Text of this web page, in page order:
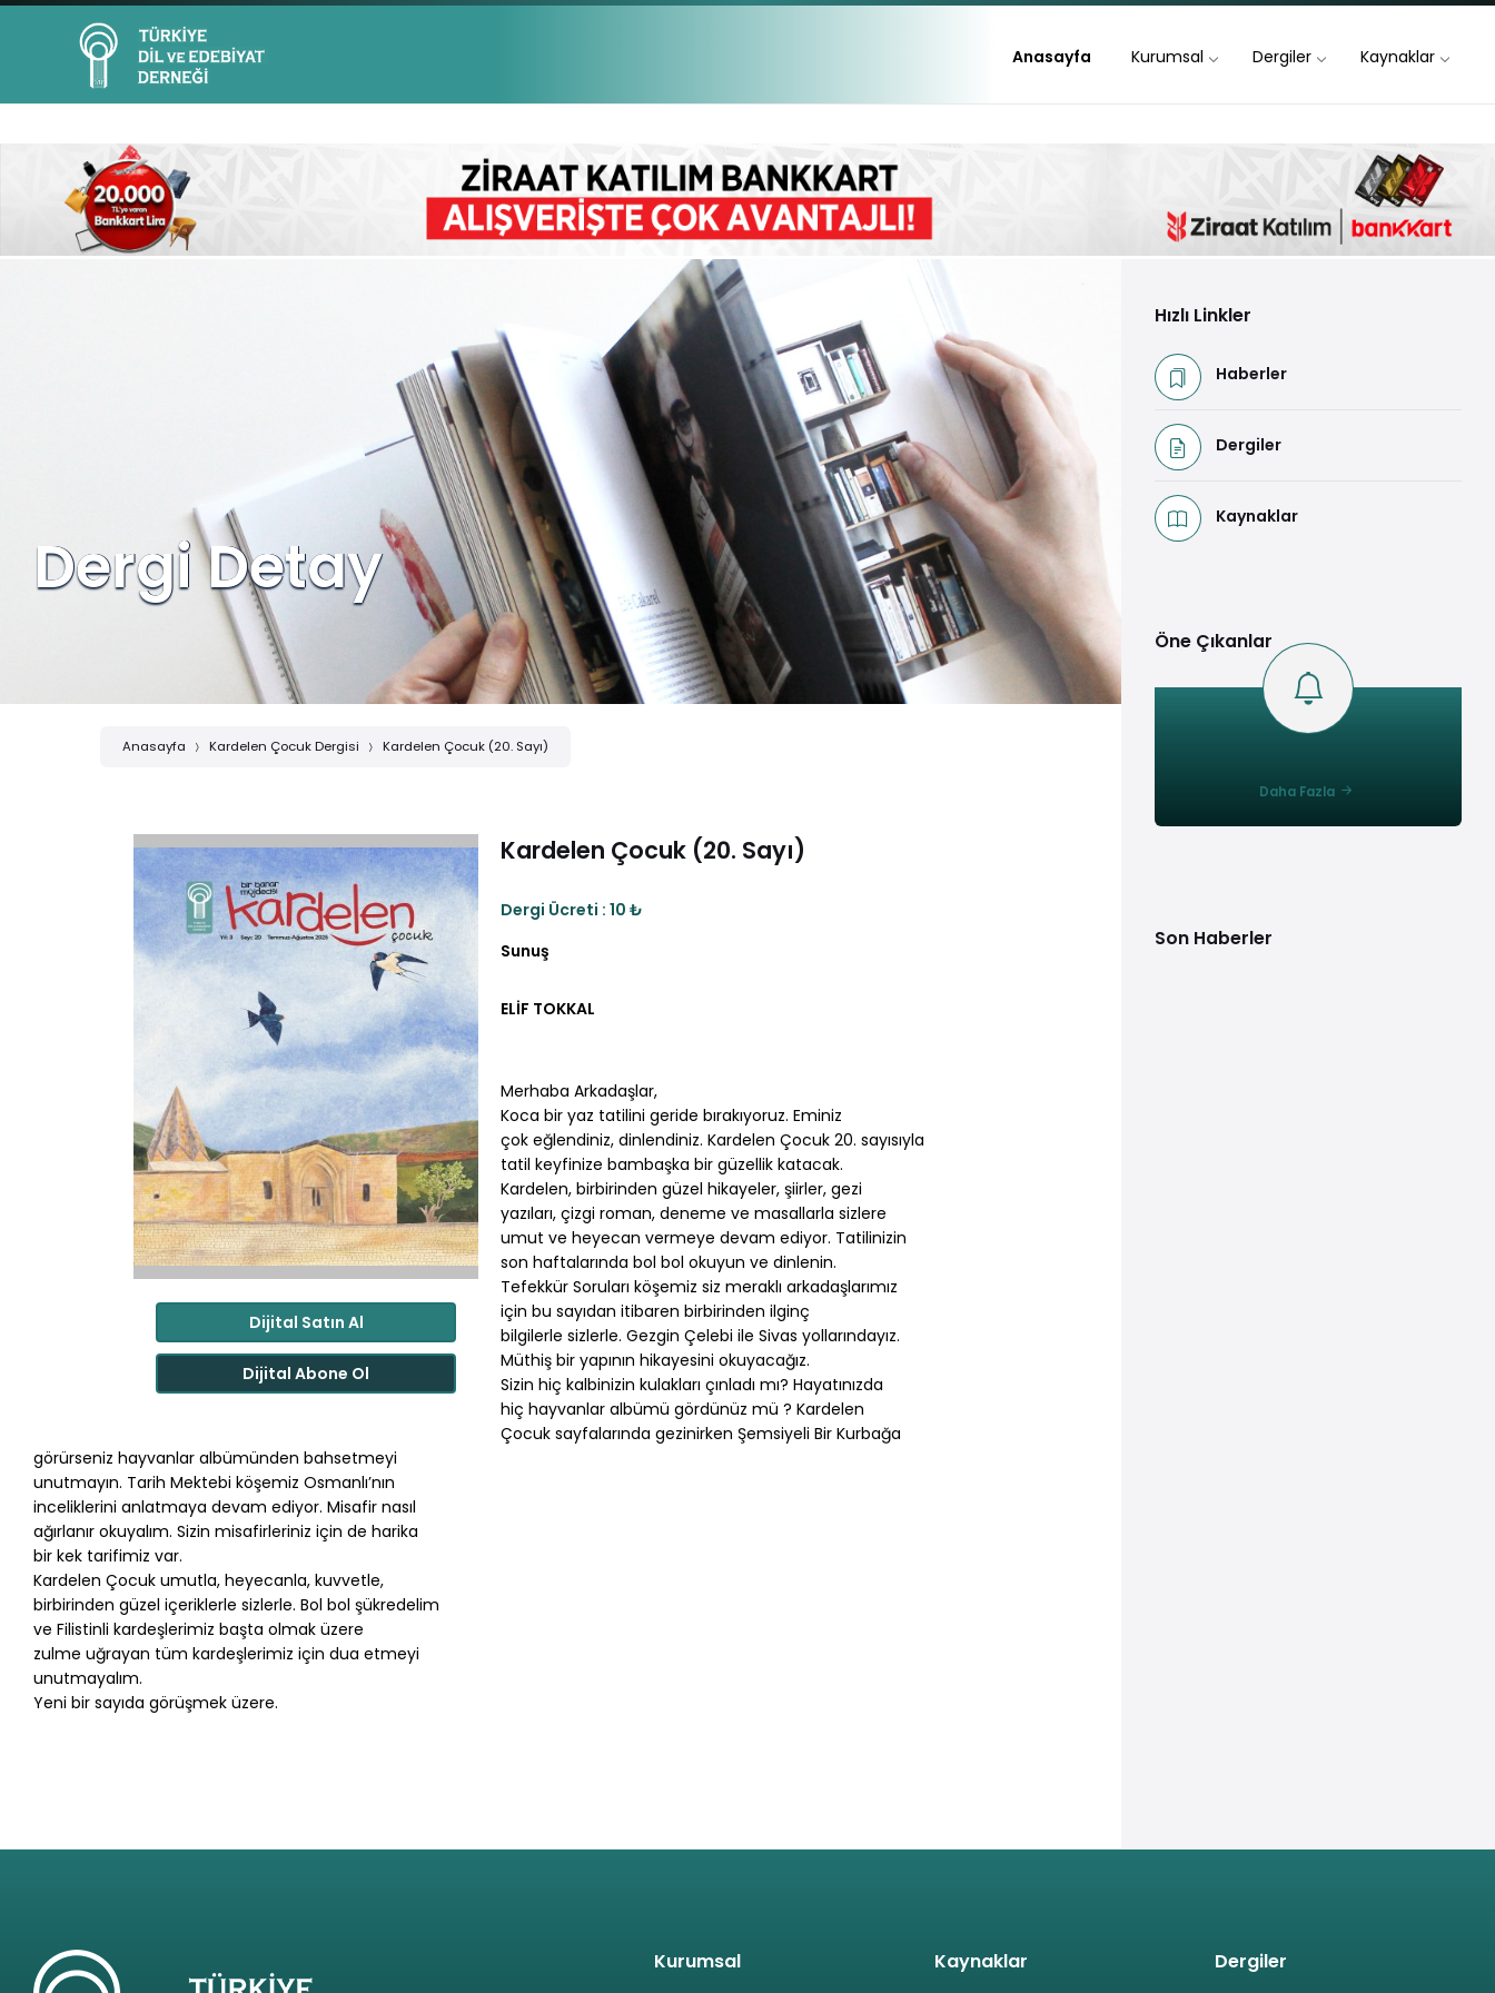
Anasayfa Kurumsal Dergiler Kaynaklar
Dergi Detay
Anasayfa Kardelen Çocuk Dergisi Kardelen Çocuk (20. Sayı)
Dijital Satın Al
Dijital Abone Ol
Kardelen Çocuk (20. Sayı)
Dergi Ücreti : 10 ₺
Sunuş
ELİF TOKKAL
Merhaba Arkadaşlar,
Koca bir yaz tatilini geride bırakıyoruz. Eminiz
çok eğlendiniz, dinlendiniz. Kardelen Çocuk 20. sayısıyla
tatil keyfinize bambaşka bir güzellik katacak.
Kardelen, birbirinden güzel hikayeler, şiirler, gezi
yazıları, çizgi roman, deneme ve masallarla sizlere
umut ve heyecan vermeye devam ediyor. Tatilinizin
son haftalarında bol bol okuyun ve dinlenin.
Tefekkür Soruları köşemiz siz meraklı arkadaşlarımız
için bu sayıdan itibaren birbirinden ilginç
bilgilerle sizlerle. Gezgin Çelebi ile Sivas yollarındayız.
Müthiş bir yapının hikayesini okuyacağız.
Sizin hiç kalbinizin kulakları çınladı mı? Hayatınızda
hiç hayvanlar albümü gördünüz mü ? Kardelen
Çocuk sayfalarında gezinirken Şemsiyeli Bir Kurbağa
görürseniz hayvanlar albümünden bahsetmeyi
unutmayın. Tarih Mektebi köşemiz Osmanlı’nın
inceliklerini anlatmaya devam ediyor. Misafir nasıl
ağırlanır okuyalım. Sizin misafirleriniz için de harika
bir kek tarifimiz var.
Kardelen Çocuk umutla, heyecanla, kuvvetle,
birbirinden güzel içeriklerle sizlerle. Bol bol şükredelim
ve Filistinli kardeşlerimiz başta olmak üzere
zulme uğrayan tüm kardeşlerimiz için dua etmeyi
unutmayalım.
Yeni bir sayıda görüşmek üzere.
Hızlı Linkler
Haberler
Dergiler
Kaynaklar
Öne Çıkanlar
Daha Fazla
Son Haberler
Kurumsal Kaynaklar Dergiler